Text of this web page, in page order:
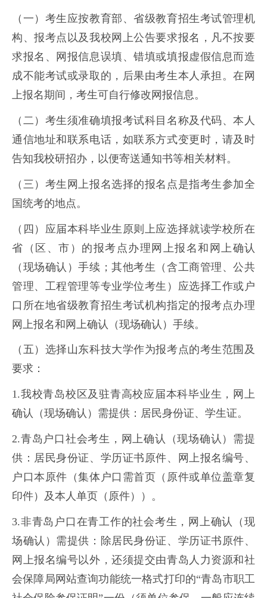
（一）考生应按教育部、省级教育招生考试管理机
构、报考点以及我校网上公告要求报名，凡不按要
求报名、网报信息误填、错填或填报虚假信息而造
成不能考试或录取的，后果由考生本人承担。在网
上报名期间，考生可自行修改网报信息。
（二）考生须准确填报考试科目名称及代码、本人
通信地址和联系电话，如联系方式变更时，请及时
告知我校研招办，以便寄送通知书等相关材料。
（三）考生网上报名选择的报名点是指考生参加全
国统考的地点。
（四）应届本科毕业生原则上应选择就读学校所在
省（区、市）的报考点办理网上报名和网上确认
（现场确认）手续；其他考生（含工商管理、公共
管理、工程管理等专业学位考生）应选择工作或户
口所在地省级教育招生考试机构指定的报考点办理
网上报名和网上确认（现场确认）手续。
（五）选择山东科技大学作为报考点的考生范围及
要求：
1.我校青岛校区及驻青高校应届本科毕业生，网上
确认（现场确认）需提供：居民身份证、学生证。
2.青岛户口社会考生，网上确认（现场确认）需提
供：居民身份证、学历证书原件、网上报名编号、
户口本原件（集体户口需首页（原件或单位盖章复
印件）及本人单页（原件））。
3.非青岛户口在青工作的社会考生，网上确认（现
场确认）需提供：除居民身份证、学历证书原件、
网上报名编号以外，还须提交由青岛人力资源和社
会保障局网站查询功能统一格式打印的“青岛市职工